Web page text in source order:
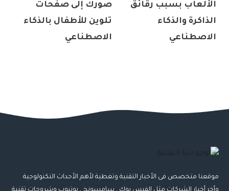
الألعاب بسبب رقائق
الذاكرة والذكاء
الاصطناعي
صورك إلى صفحات
تلوين للأطفال بالذكاء
الاصطناعي
موقعنا متخصص فى الأخبار التقنية وتغطية لأهم الأحداث التكنولوجية